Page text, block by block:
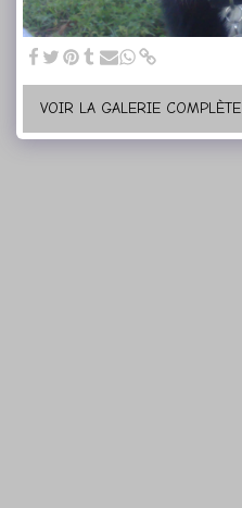
VOIR LA GALERIE COMPLÈTE